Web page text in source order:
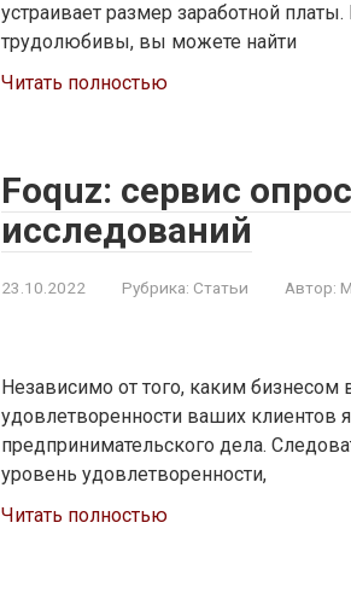
устраивает размер заработной
трудолюбивы, вы можете найти
Читать полностью
Foquz: сервис
исследований
23.10.2022 Рубрика: Статьи Автор:
Независимо от того, каким
удовлетворенности ваших клиентов
предпринимательского дела.
уровень удовлетворенности,
Читать полностью